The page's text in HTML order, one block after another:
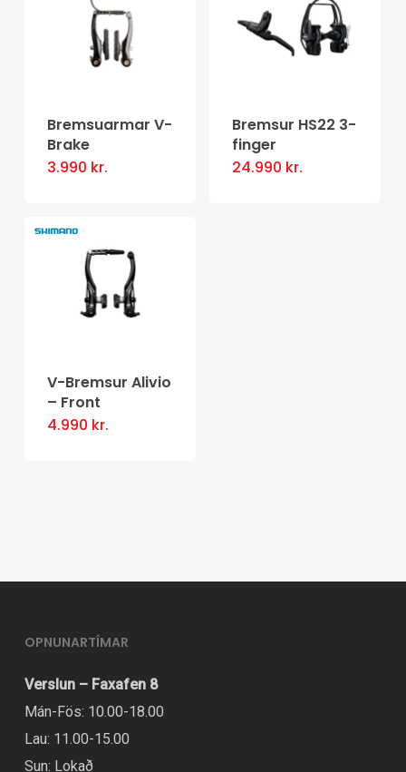
Bremsuarmar V-
Brake
3.990 kr.
Bremsur HS22 3-
finger
24.990 kr.
V-Bremsur Alivio
– Front
4.990 kr.
OPNUNARTÍMAR
Verslun – Faxafen 8
Mán-Fös: 10.00-18.00
Lau: 11.00-15.00
Sun: Lokað